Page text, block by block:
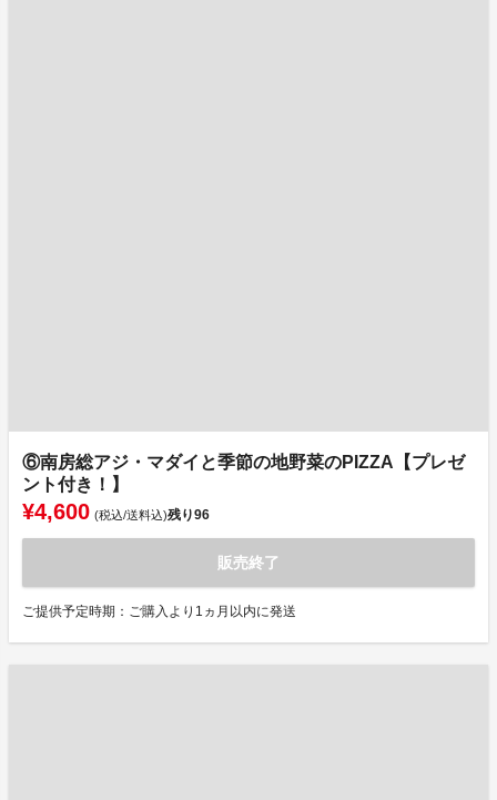
⑥南房総アジ・マダイと季節の地野菜のPIZZA【プレゼ
ント付き！】
¥4,600 (税込/送料込)残り96
販売終了
ご提供予定時期：ご購入より1ヵ月以内に発送